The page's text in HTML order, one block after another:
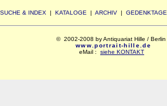
SUCHE & INDEX | KATALOGE | ARCHIV| GEDENKTAGE
© 2002-2008 by Antiquariat Hille / Berlin
www.portrait-hille.de
eMail : siehe KONTAKT